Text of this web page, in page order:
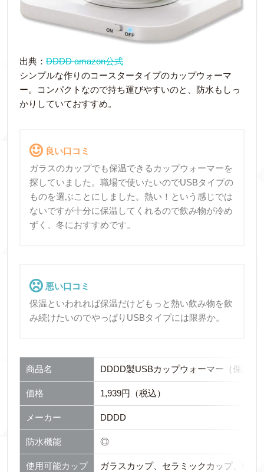
出典： DDDD amazon公式
シンプルな作りのコースタータイプのカップウォーマ
ー。コンパクトなので持ち運びやすいのと、防水もしっ
かりしていておすすめ。
良い口コミ
ガラスのカップでも保温できるカップウォーマーを
探していました。職場で使いたいのでUSBタイプの
ものを選ぶことにしました。熱い！という感じでは
ないですが十分に保温してくれるので飲み物が冷め
ずく、冬におすすめです。
悪い口コミ
保温といわれれば保温だけどもっと熱い飲み物を飲
み続けたいのでやっぱりUSBタイプには限界か。
商品名 DDDD製USBカップウォーマー（保温）
価格 1,939円（税込）
メーカー DDDD
防水機能 ◎
使用可能カップ ガラスカップ、セラミックカップ、哺